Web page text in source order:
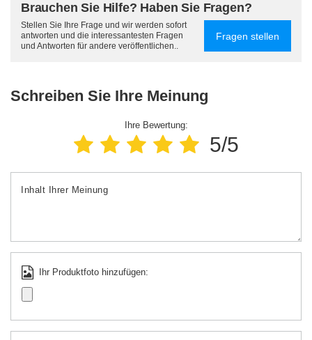
Brauchen Sie Hilfe? Haben Sie Fragen?
Stellen Sie Ihre Frage und wir werden sofort
antworten und die interessantesten Fragen
und Antworten für andere veröffentlichen..
Fragen stellen
Schreiben Sie Ihre Meinung
Ihre Bewertung:
5/5
Inhalt Ihrer Meinung
Ihr Produktfoto hinzufügen: